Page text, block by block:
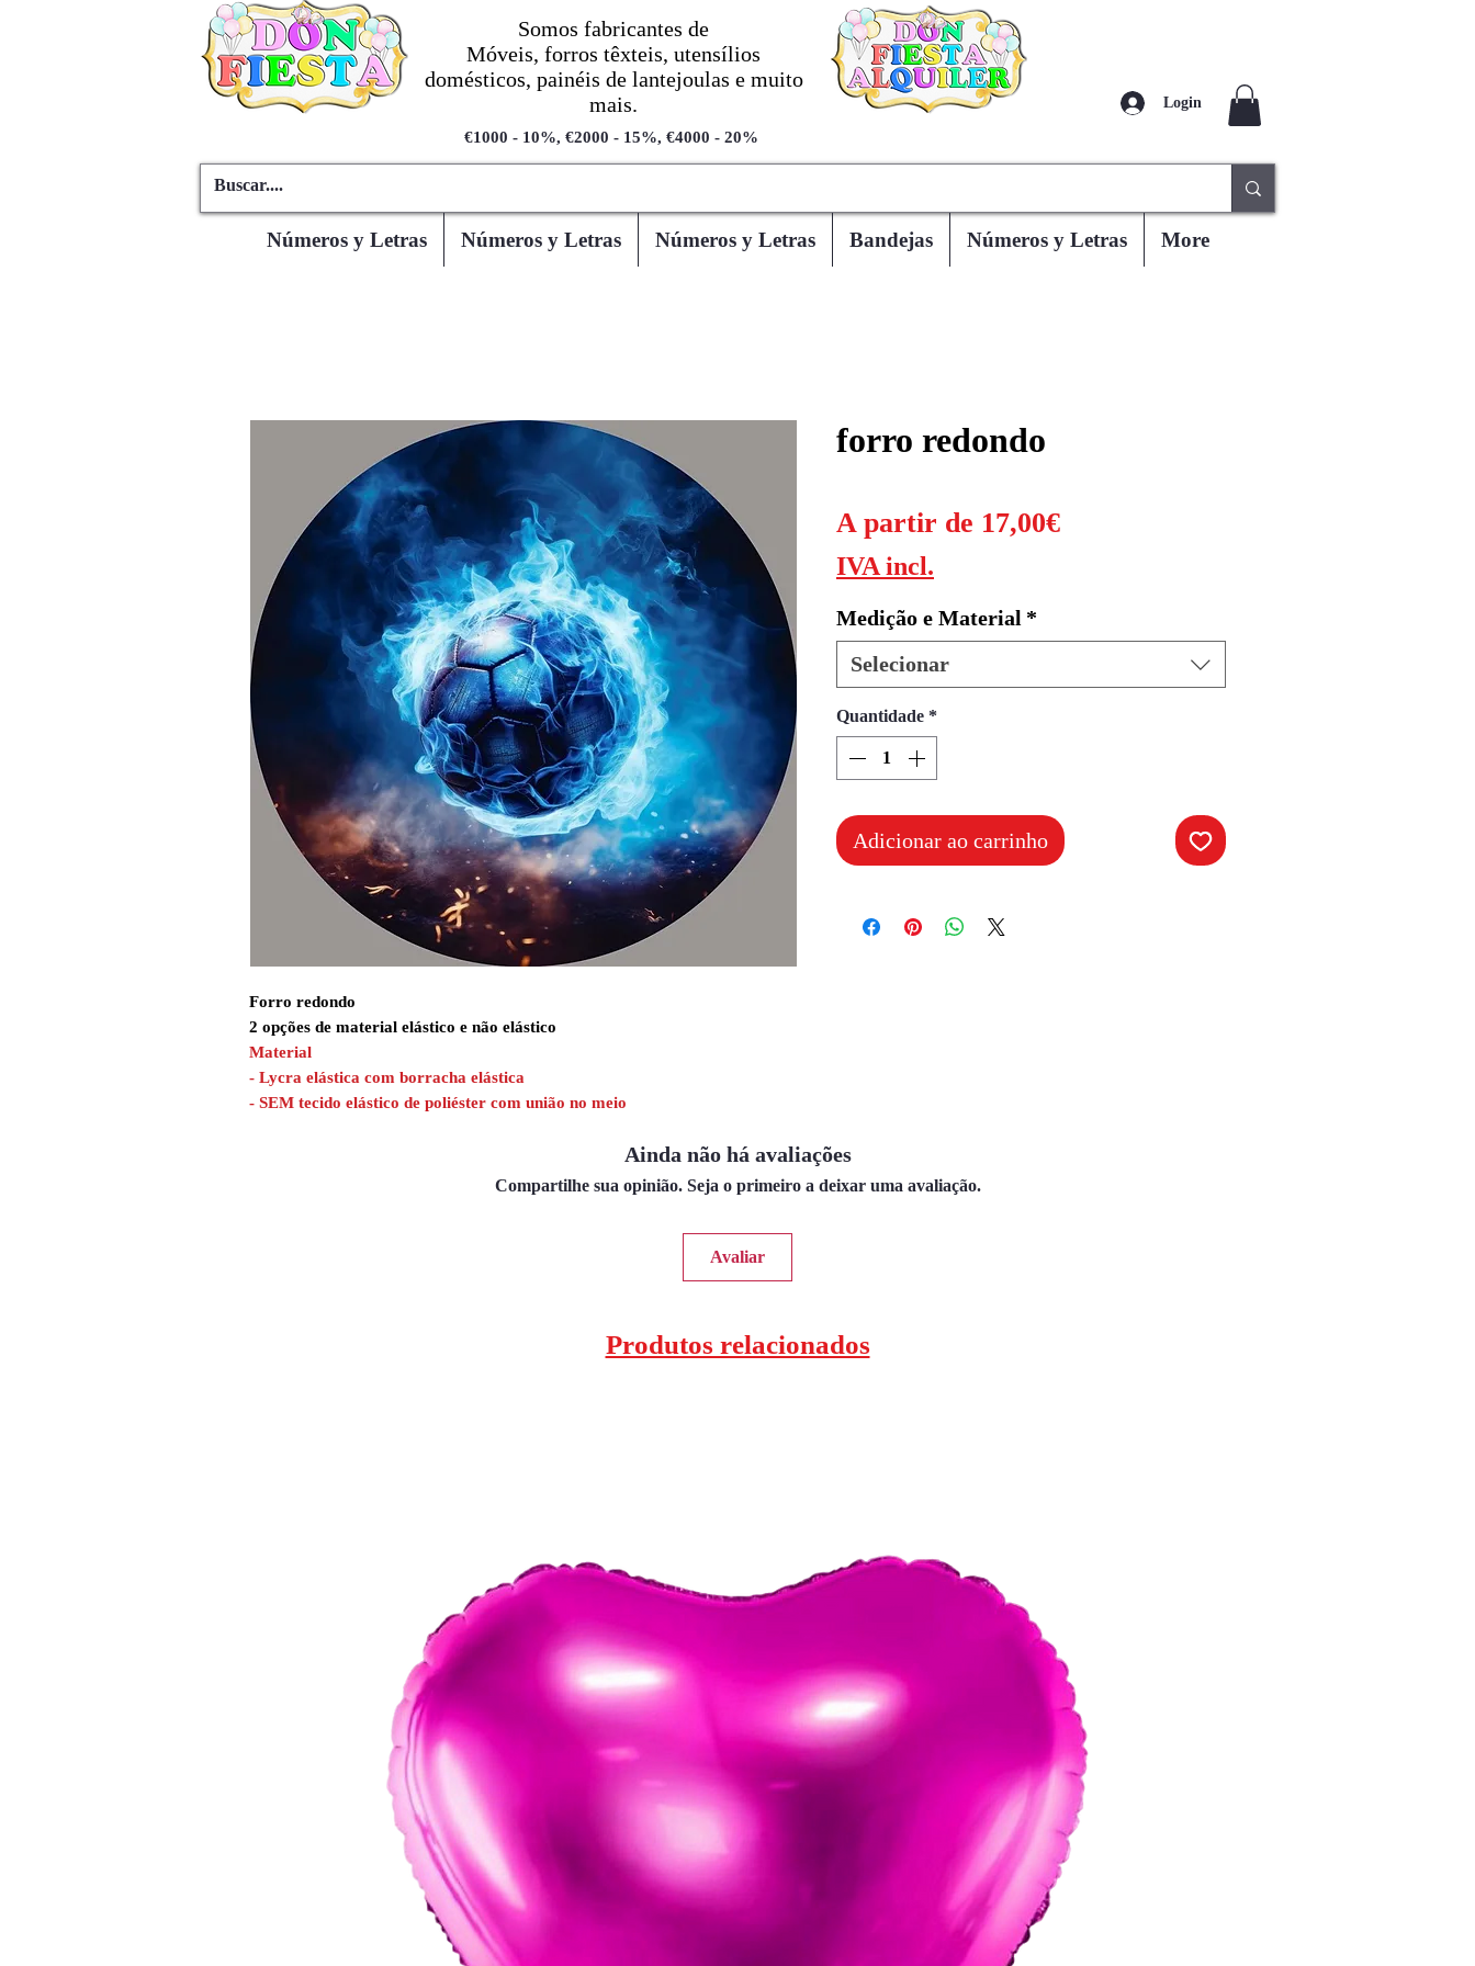
Somos fabricantes de
Móveis, forros têxteis, utensílios
domésticos, painéis de lantejoulas e muito
mais.
€1000 - 10%, €2000 - 15%, €4000 - 20%
Login
Números y Letras Números y Letras Números y Letras Bandejas Números y Letras More
Forro redondo
2 opções de material elástico e não elástico
Material
- Lycra elástica com borracha elástica
- SEM tecido elástico de poliéster com união no meio
forro redondo
A partir de 17,00€Preço
IVA incl.
Medição e Material *
Selecionar
Quantidade *
Adicionar ao carrinho
Ainda não há avaliações
Compartilhe sua opinião. Seja o primeiro a deixar uma avaliação.
Avaliar
Produtos relacionados